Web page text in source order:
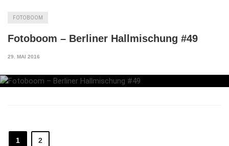
FOTOBOOM
Fotoboom – Berliner Hallmischung #49
29. MAI 2016
1 2